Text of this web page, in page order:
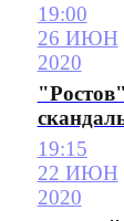
19:00
26 ИЮН
2020
19:15
22 ИЮН
2020